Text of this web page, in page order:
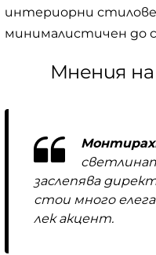
интериорни
минималистичен до
Мнения
заслепява
стои много
лек акцент.